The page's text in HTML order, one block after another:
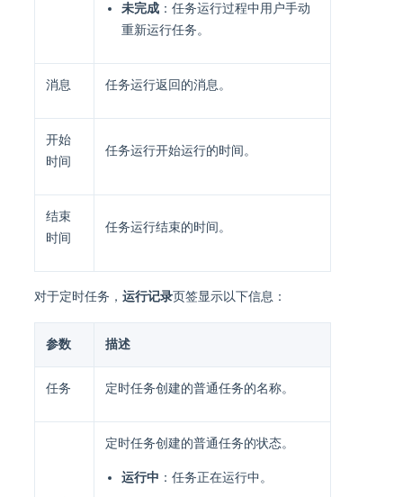
未完成 ：任务运行过程中用户手动
重新运行任务。
消息 任务运行返回的消息。
开始
时间
任务运行开始运行的时间。
结束
时间
任务运行结束的时间。
对于定时任务， 运行记录页签显示以下信息：
参数 描述
任务 定时任务创建的普通任务的名称。
定时任务创建的普通任务的状态。
运行中 ：任务正在运行中。